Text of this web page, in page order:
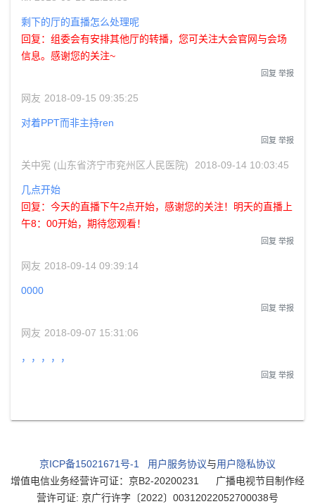
剩下的厅的直播怎么处理呢
回复：组委会有安排其他厅的转播，您可关注大会官网与会场
信息。感谢您的关注~
回复 举报
网友 2018-09-15 09:35:25
对着PPT而非主持ren
回复 举报
关中宪 (山东省济宁市兖州区人民医院) 2018-09-14 10:03:45
几点开始
回复：今天的直播下午2点开始，感谢您的关注！明天的直播上
午8：00开始，期待您观看！
回复 举报
网友 2018-09-14 09:39:14
0000
回复 举报
网友 2018-09-07 15:31:06
，，，，，
回复 举报
京ICP备15021671号-1 用户服务协议与用户隐私协议
增值电信业务经营许可证：京B2-20200231
广播电视节目制作经
营许可证: 京广行许字〔2022〕00312022052700038号